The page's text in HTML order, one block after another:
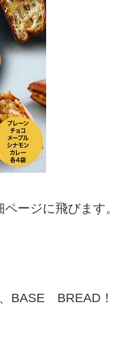
ージに飛びます。
BASE BREAD！